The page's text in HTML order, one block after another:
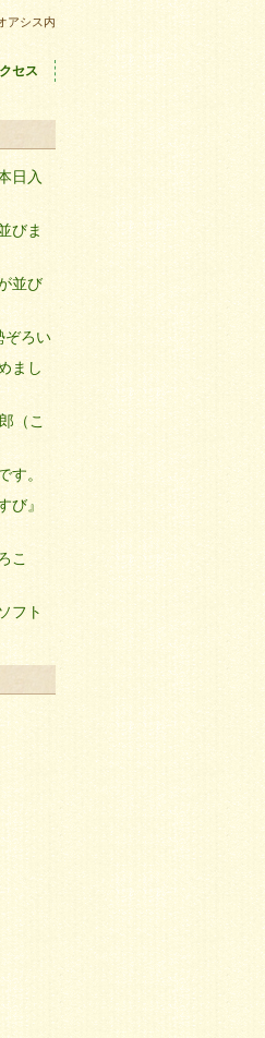
アシス内
セス
日入
びま
並び
ぞろい
まし
（こ
す。
び』
こ
フト